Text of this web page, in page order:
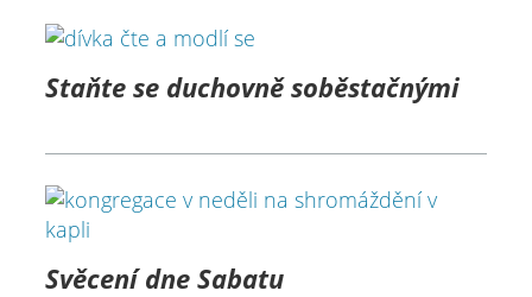
Staňte se duchovně soběstačnými
Svěcení dne Sabatu